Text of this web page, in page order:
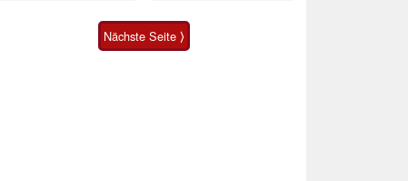
Smartphone im Test
Nächste Seite ⟩